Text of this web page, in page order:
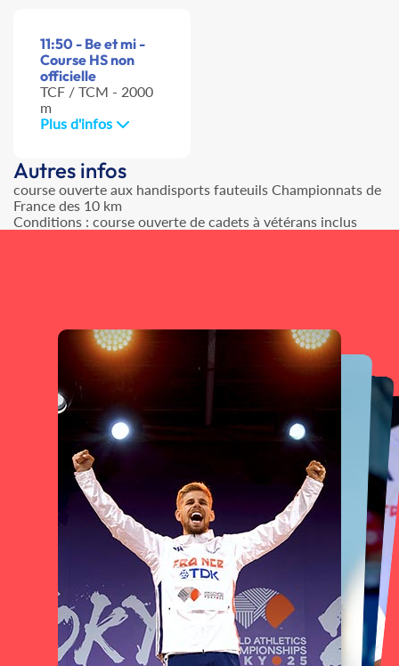
11:50 - Be et mi -
Course HS non
officielle
TCF / TCM - 2000
m
Plus d'infos
Autres infos
course ouverte aux handisports fauteuils Championnats de
France des 10 km
Conditions : course ouverte de cadets à vétérans inclus